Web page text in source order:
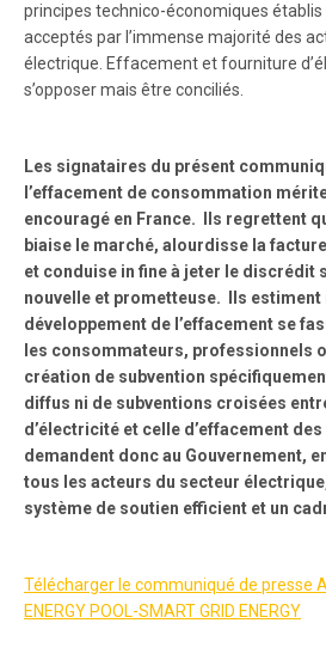
principes technico-économiques
acceptés par l’immense majorité des
électrique. Effacement et fourniture
s’opposer mais être conciliés.
Les signataires du présent
l’effacement de consommation
encouragé en France. Ils regrettent
biaise le marché, alourdisse la
et conduise in fine à jeter le discrédit
nouvelle et prometteuse. Ils estiment
développement de l’effacement se
les consommateurs, professionnels
création de subvention
diffus ni de subventions croisées
d’électricité et celle d’effacement
demandent donc au Gouvernement,
tous les acteurs du secteur
système de soutien efficient et un
Télécharger le communiqué de presse
ENERGY POOL-SMART GRID ENERGY